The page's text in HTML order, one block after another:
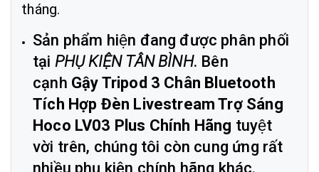
tháng.
Sản phẩm hiện đang được phân phối
tại PHỤ KIỆN TÂN BÌNH. Bên
cạnh Gậy Tripod 3 Chân Bluetooth
Tích Hợp Đèn Livestream Trợ Sáng
Hoco LV03 Plus Chính Hãng tuyệt
vời trên, chúng tôi còn cung ứng rất
nhiều phụ kiện chính hãng khác.